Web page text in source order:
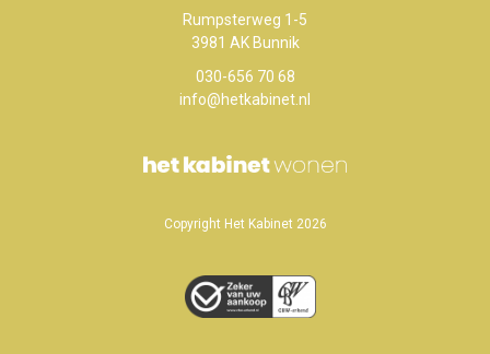
Rumpsterweg 1-5
3981 AK Bunnik
030-656 70 68
info@hetkabinet.nl
Copyright Het Kabinet 2026